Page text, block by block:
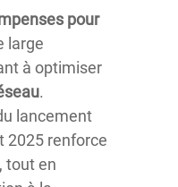
pour
large
à optimiser
.
lancement
2025 renforce
, tout en